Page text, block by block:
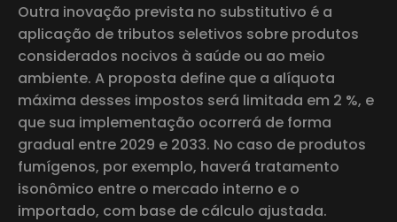
Outra inovação prevista no substitutivo é a
aplicação de tributos seletivos sobre produtos
considerados nocivos à saúde ou ao meio
ambiente. A proposta define que a alíquota
máxima desses impostos será limitada em 2 %, e
que sua implementação ocorrerá de forma
gradual entre 2029 e 2033. No caso de produtos
fumígenos, por exemplo, haverá tratamento
isonômico entre o mercado interno e o
importado, com base de cálculo ajustada.